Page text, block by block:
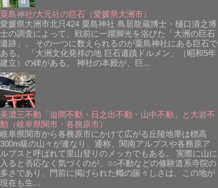
粟島神社/大元社の巨石（愛媛県大洲市）
愛媛県大洲市北只424 粟島神社 鳥居龍蔵博士・樋口清之博
士の調査によって、戦前に一躍脚光を浴びた「大洲の巨石
遺跡」。 その一つに数えられるのが粟島神社にある巨石で
ある。 「大洲文化発祥の地 巨石遺蹟ドルメン」（昭和5年
建立）の碑がある。 神社の本殿が、巨...
美濃三不動「迫間不動・日之出不動・山中不動」と大岩不
動（岐阜県関市・各務原市）
岐阜県関市から各務原市にかけて広がる丘陵地帯は標高
300m級の山々が連なり、通称、関南アルプスや各務原ア
ルプスと呼ばれて里山登りのメッカでもある。 実際に山に
入ると否応なく気づくのが、○○不動などの修験道系寺院の
多さであり、門前に掲げられた幟の賑々しさは、この地が
現在も生...